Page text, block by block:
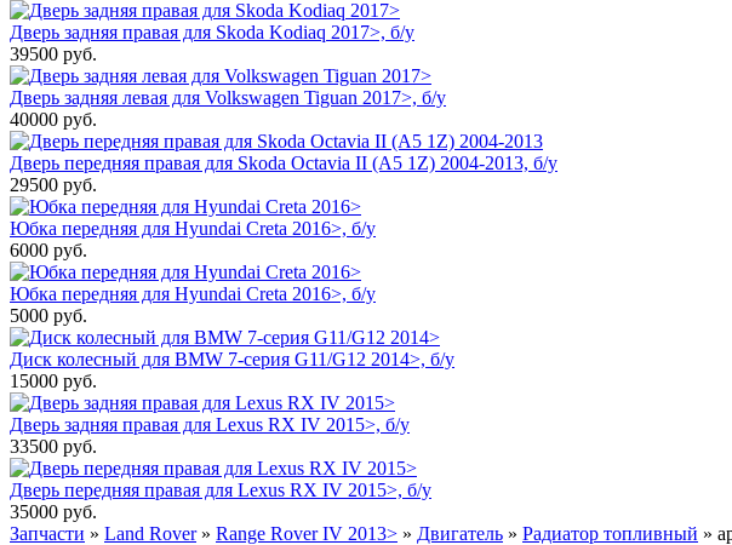
Дверь задняя правая для Skoda Kodiaq 2017>, б/у
39500 руб.
Дверь задняя левая для Volkswagen Tiguan 2017>, б/у
40000 руб.
Дверь передняя правая для Skoda Octavia II (A5 1Z) 2004-2013, б/у
29500 руб.
Юбка передняя для Hyundai Creta 2016>, б/у
6000 руб.
Юбка передняя для Hyundai Creta 2016>, б/у
5000 руб.
Диск колесный для BMW 7-серия G11/G12 2014>, б/у
15000 руб.
Дверь задняя правая для Lexus RX IV 2015>, б/у
33500 руб.
Дверь передняя правая для Lexus RX IV 2015>, б/у
35000 руб.
Запчасти » Land Rover » Range Rover IV 2013> » Двигатель » Радиатор топливный »